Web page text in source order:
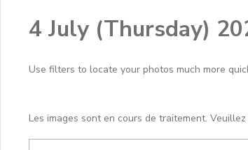
4 July (Thursday)
Use filters to locate your photos much more
Les images sont en cours de traitement.